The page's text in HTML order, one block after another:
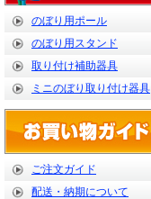
のぼり用ポール
のぼり用スタンド
取り付け補助器具
ミニのぼり取り付け器具
ご注文ガイド
配送・納期について